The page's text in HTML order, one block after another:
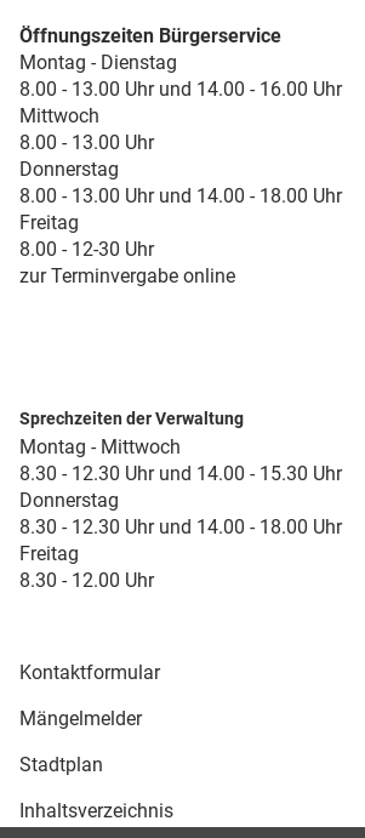
Öffnungszeiten Bürgerservice
Montag - Dienstag
8.00 - 13.00 Uhr und 14.00 - 16.00 Uhr
Mittwoch
8.00 - 13.00 Uhr
Donnerstag
8.00 - 13.00 Uhr und 14.00 - 18.00 Uhr
Freitag
8.00 - 12-30 Uhr
zur Terminvergabe online
Sprechzeiten der Verwaltung
Montag - Mittwoch
8.30 - 12.30 Uhr und 14.00 - 15.30 Uhr
Donnerstag
8.30 - 12.30 Uhr und 14.00 - 18.00 Uhr
Freitag
8.30 - 12.00 Uhr
Kontaktformular
Mängelmelder
Stadtplan
Inhaltsverzeichnis